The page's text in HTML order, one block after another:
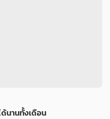
ด้นานทั้งเดือน